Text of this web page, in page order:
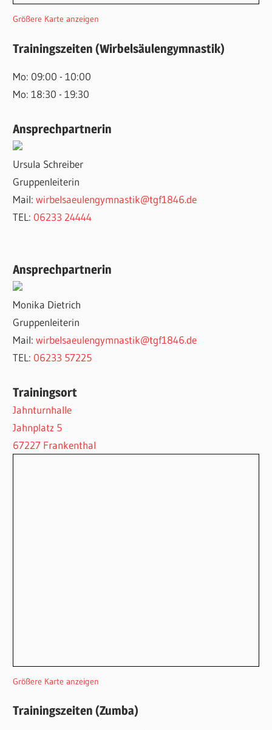
Größere Karte anzeigen
Trainingszeiten (Wirbelsäulengymnastik)
Mo: 09:00 - 10:00
Mo: 18:30 - 19:30
Ansprechpartnerin
Ursula Schreiber
Gruppenleiterin
Mail:wirbelsaeulengymnastik@tgf1846.de
TEL: 06233 24444
Ansprechpartnerin
Monika Dietrich
Gruppenleiterin
Mail:wirbelsaeulengymnastik@tgf1846.de
TEL: 06233 57225
Trainingsort
Jahnturnhalle
Jahnplatz 5
67227 Frankenthal
Größere Karte anzeigen
Trainingszeiten (Zumba)